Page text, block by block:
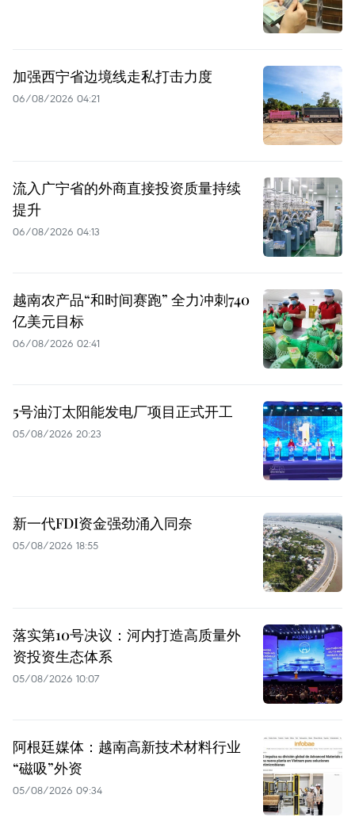
加强西宁省边境线走私打击力度
06/08/2026 04:21
流入广宁省的外商直接投资质量持续
提升
06/08/2026 04:13
越南农产品“和时间赛跑” 全力冲刺740
亿美元目标
06/08/2026 02:41
5号油汀太阳能发电厂项目正式开工
05/08/2026 20:23
新一代FDI资金强劲涌入同奈
05/08/2026 18:55
落实第10号决议：河内打造高质量外
资投资生态体系
05/08/2026 10:07
阿根廷媒体：越南高新技术材料行业
“磁吸”外资
05/08/2026 09:34